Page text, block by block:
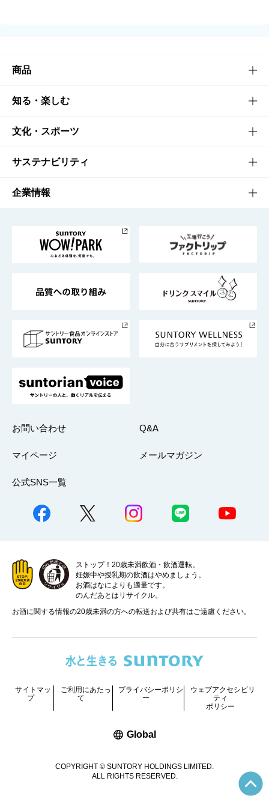
商品
商品TOP
商品一覧
商品発売情報
栄養成分一覧
知る・楽しむ
知る・楽しむTOP
キャンペーン
工場見学
地域情報
文化・スポーツ
文化・スポーツTOP
サントリーホール
サントリーサンバーズ大阪
サステナビリティ
サステナビリティTOP
サントリーが考えるサステナビリティ経営
企業情報
企業概要
採用情報
お問い合わせ Q&A
マイページ メールマガジン
公式SNS一覧
ストップ！20歳未満飲酒・飲酒運転。
妊娠中や授乳期の飲酒はやめましょう。
お酒はなによりも適量です。
のんだあとはリサイクル。
お酒に関する情報の20歳未満の方への転送および共有はご遠慮ください。
COPYRIGHT © SUNTORY HOLDINGS LIMITED.
ALL RIGHTS RESERVED.
サイトマッ
プ
ご利用にあたっ
て
プライバシーポリシ
ー
ウェブアクセシビリ
ティ
ポリシー
Global新しいウィンドウで開く